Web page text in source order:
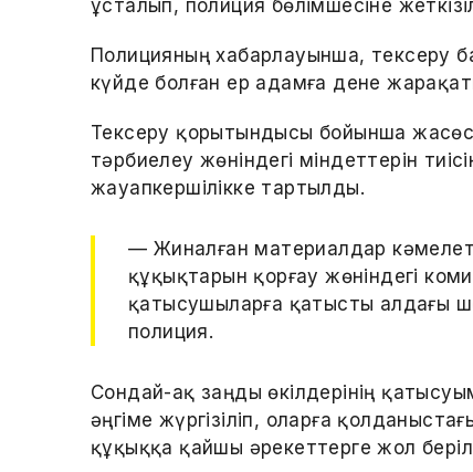
ұсталып, полиция бөлімшесіне
Полицияның хабарлауынша, тексеру
күйде болған ер адамға дене
Тексеру қорытындысы бойынша
тәрбиелеу жөніндегі міндеттерін
жауапкершілікке тартылды.
— Жиналған материалдар
құқықтарын қорғау жөніндегі
қатысушыларға қатысты алдағы
полиция.
Сондай-ақ заңды өкілдерінің
әңгіме жүргізіліп, оларға
құқыққа қайшы әрекеттерге жол